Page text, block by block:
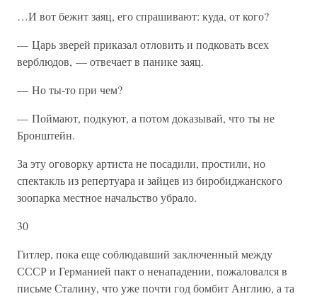
…И вот бежит заяц, его спрашивают: куда, от кого?
— Царь зверей приказал отловить и подковать всех
верблюдов, — отвечает в панике заяц.
— Но ты-то при чем?
— Поймают, подкуют, а потом доказывай, что ты не
Бронштейн.
За эту оговорку артиста не посадили, простили, но
спектакль из репертуара и зайцев из биробиджанского
зоопарка местное начальство убрало.
30
Гитлер, пока еще соблюдавший заключенный между
СССР и Германией пакт о ненападении, пожаловался в
письме Сталину, что уже почти год бомбит Англию, а та